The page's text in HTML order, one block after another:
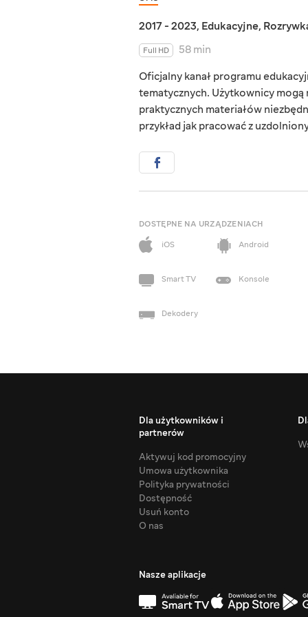
2017 - 2023, Edukacyjne,
Full HD
58 min
Oficjalny kanał programu
tematycznych. Użytkownicy
praktycznych materiałów
przykład jak pracować z
DOSTĘPNE NA URZĄDZENIACH
iOS
Android
Smart TV Konsole
Dekodery
Dla użytkowników i
partnerów
Aktywuj kod promocyjny
Umowa użytkownika
Polityka prywatności
Dostępność
Usuń konto
O nas
Nasze aplikacje